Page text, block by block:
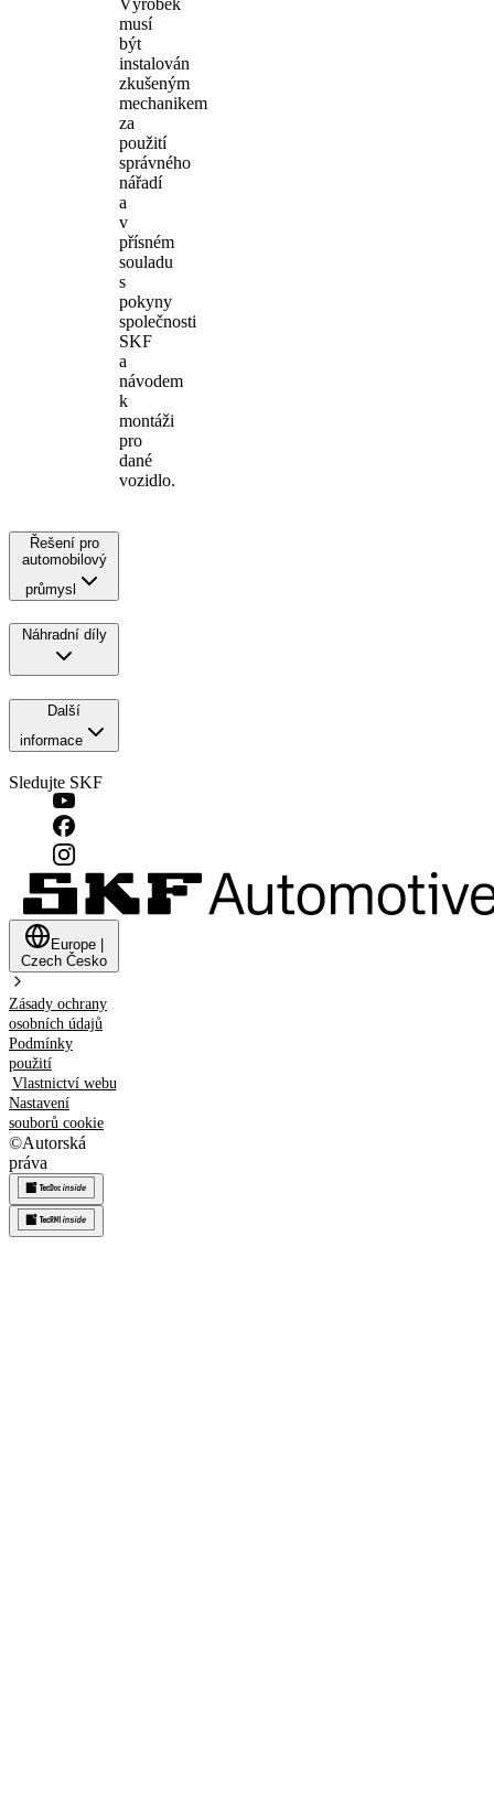
musí
být
instalován
zkušeným
mechanikem
za
použití
správného
nářadí
a
v
přísném
souladu
s
pokyny
společnosti
SKF
a
návodem
k
montáži
pro
dané
vozidlo.
Řešení pro
automobilový
průmysl
Náhradní díly
Další
informace
Sledujte SKF
Europe
Czech Česko
Zásady ochrany
osobních údajů
Podmínky
použití
Vlastnictví webu
Nastavení
souborů cookie
©Autorská
práva